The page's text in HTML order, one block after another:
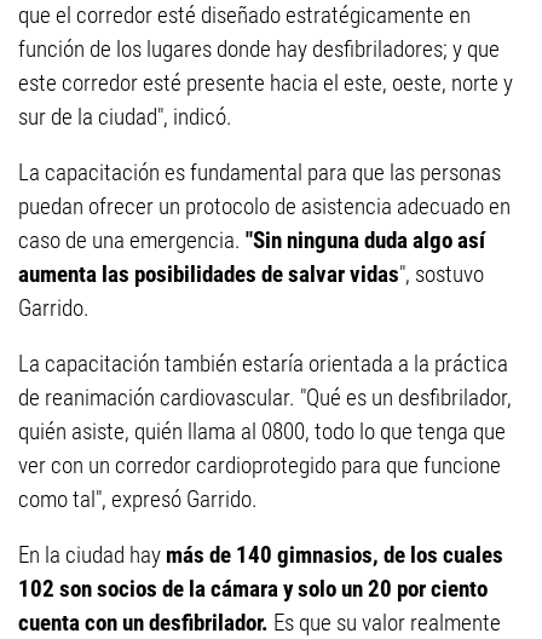
que el corredor esté diseñado estratégicamente en
función de los lugares donde hay desfibriladores; y que
este corredor esté presente hacia el este, oeste, norte y
sur de la ciudad", indicó.
La capacitación es fundamental para que las personas
puedan ofrecer un protocolo de asistencia adecuado en
caso de una emergencia. "Sin ninguna duda algo así
aumenta las posibilidades de salvar vidas", sostuvo
Garrido.
La capacitación también estaría orientada a la práctica
de reanimación cardiovascular. "Qué es un desfibrilador,
quién asiste, quién llama al 0800, todo lo que tenga que
ver con un corredor cardioprotegido para que funcione
como tal", expresó Garrido.
En la ciudad hay más de 140 gimnasios, de los cuales
102 son socios de la cámara y solo un 20 por ciento
cuenta con un desfibrilador. Es que su valor realmente